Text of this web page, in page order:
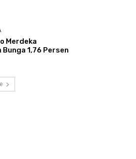
Merdeka
Bunga 1,76 Persen